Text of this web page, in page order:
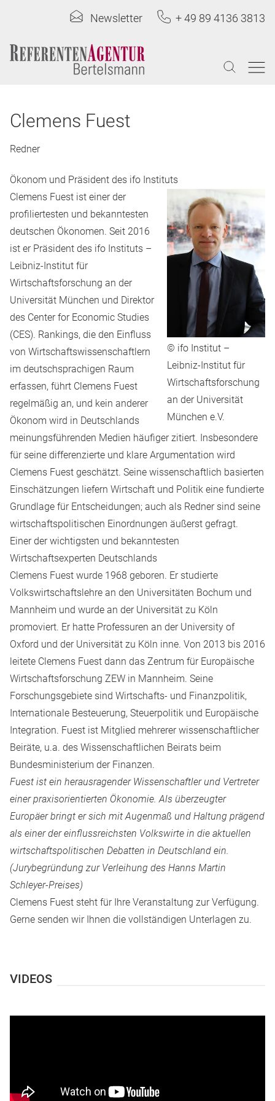
Newsletter + 49 89 4136 3813
Clemens Fuest
Redner
Ökonom und Präsident des ifo Instituts
© ifo Institut –
Leibniz-Institut für
Wirtschaftsforschung
an der Universität
München e.V.
Clemens Fuest ist einer der
profiliertesten und bekanntesten
deutschen Ökonomen. Seit 2016
ist er Präsident des ifo Instituts –
Leibniz-Institut für
Wirtschaftsforschung an der
Universität München und Direktor
des Center for Economic Studies
(CES). Rankings, die den Einfluss
von Wirtschaftswissenschaftlern
im deutschsprachigen Raum
erfassen, führt Clemens Fuest
regelmäßig an, und kein anderer
Ökonom wird in Deutschlands
meinungsführenden Medien häufiger zitiert. Insbesondere
für seine differenzierte und klare Argumentation wird
Clemens Fuest geschätzt. Seine wissenschaftlich basierten
Einschätzungen liefern Wirtschaft und Politik eine fundierte
Grundlage für Entscheidungen; auch als Redner sind seine
wirtschaftspolitischen Einordnungen äußerst gefragt.
Einer der wichtigsten und bekanntesten
Wirtschaftsexperten Deutschlands
Clemens Fuest wurde 1968 geboren. Er studierte
Volkswirtschaftslehre an den Universitäten Bochum und
Mannheim und wurde an der Universität zu Köln
promoviert. Er hatte Professuren an der University of
Oxford und der Universität zu Köln inne. Von 2013 bis 2016
leitete Clemens Fuest dann das Zentrum für Europäische
Wirtschaftsforschung ZEW in Mannheim. Seine
Forschungsgebiete sind Wirtschafts- und Finanzpolitik,
Internationale Besteuerung, Steuerpolitik und Europäische
Integration. Fuest ist Mitglied mehrerer wissenschaftlicher
Beiräte, u.a. des Wissenschaftlichen Beirats beim
Bundesministerium der Finanzen.
Fuest ist ein herausragender Wissenschaftler und Vertreter
einer praxisorientierten Ökonomie. Als überzeugter
Europäer bringt er sich mit Augenmaß und Haltung prägend
als einer der einflussreichsten Volkswirte in die aktuellen
wirtschaftspolitischen Debatten in Deutschland ein.
(Jurybegründung zur Verleihung des Hanns Martin
Schleyer-Preises)
Clemens Fuest steht für Ihre Veranstaltung zur Verfügung.
Gerne senden wir Ihnen die vollständigen Unterlagen zu.
VIDEOS